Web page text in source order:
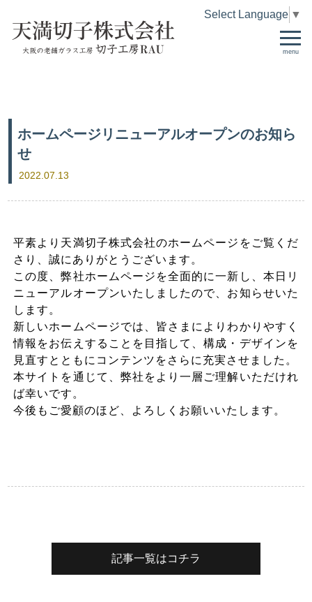
menu
Select Language ▼
ホームページリニューアルオープンのお知ら
せ
2022.07.13
平素より天満切子株式会社のホームページをご覧くだ
さり、誠にありがとうございます。
この度、弊社ホームページを全面的に一新し、本日リ
ニューアルオープンいたしましたので、お知らせいた
します。
新しいホームページでは、皆さまによりわかりやすく
情報をお伝えすることを目指して、構成・デザインを
見直すとともにコンテンツをさらに充実させました。
本サイトを通じて、弊社をより一層ご理解いただけれ
ば幸いです。
今後もご愛顧のほど、よろしくお願いいたします。
記事一覧はコチラ